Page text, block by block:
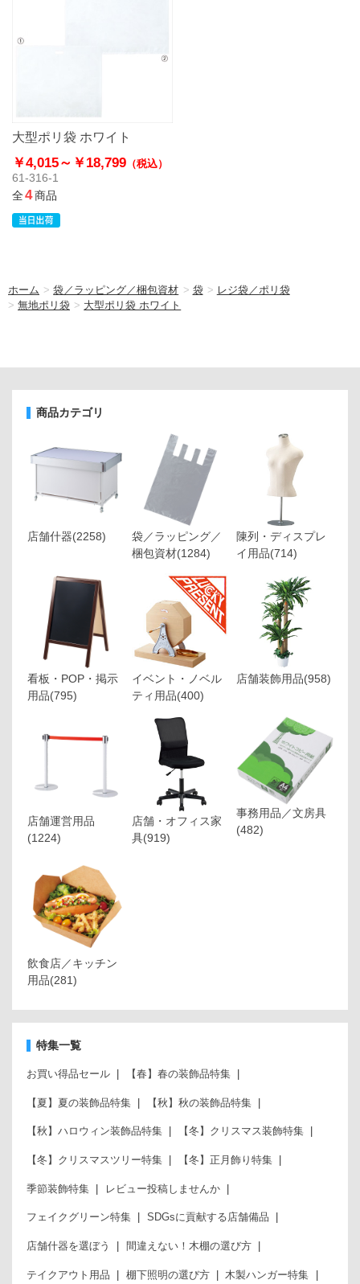
大型ポリ袋 ホワイト
￥4,015～ ￥18,799 （税込）
61-316-1
全4商品
ホーム >袋／ラッピング／梱包資材 > 袋 > レジ袋／ポリ袋
> 無地ポリ袋 > 大型ポリ袋 ホワイト
商品カテゴリ
店舗什器(2258)
袋／ラッピング／
梱包資材(1284)
陳列・ディスプレ
イ用品(714)
看板・POP・掲示
用品(795)
イベント・ノベル
ティ用品(400)
店舗装飾用品(958)
店舗運営用品
(1224)
店舗・オフィス家
具(919)
事務用品／文房具
(482)
飲食店／キッチン
用品(281)
特集一覧
お買い得品セール 【春】春の装飾品特集
【夏】夏の装飾品特集 【秋】秋の装飾品特集
【秋】ハロウィン装飾品特集 【冬】クリスマス装飾特集
【冬】クリスマスツリー特集 【冬】正月飾り特集
季節装飾特集 レビュー投稿しませんか
フェイクグリーン特集 SDGsに貢献する店舗備品
店舗什器を選ぼう 間違えない！木棚の選び方
テイクアウト用品 棚下照明の選び方 木製ハンガー特集